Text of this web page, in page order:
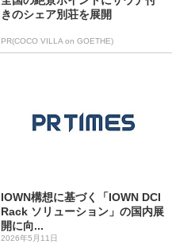
きのシェア別荘を展開
PR(COCO VILLA on GOETHE)
IOWN構想に基づく「IOWN DCI
Rack ソリューション」の国内展
開に向...
2026年5月11日